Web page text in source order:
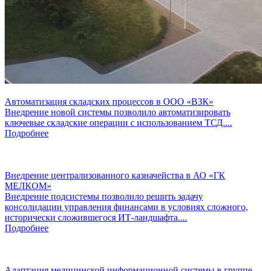
Автоматизация складских процессов в ООО «ВЗК»
Внедрение новой системы позволило автоматизировать
ключевые складские операции с использованием ТСД....
Подробнее
Внедрение централизованного казначейства в АО «ГК
МЕЛКОМ»
Внедрение подсистемы позволило решить задачу
консолидации управления финансами в условиях сложного,
исторически сложившегося ИТ-ландшафта....
Подробнее